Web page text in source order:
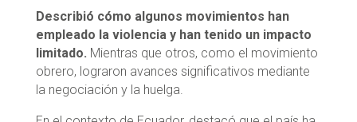
Describió cómo algunos movimientos han
empleado la violencia y han tenido un impacto
limitado. Mientras que otros, como el movimiento
obrero, lograron avances significativos mediante
la negociación y la huelga.